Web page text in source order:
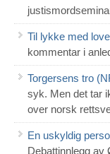
Til lykke med
kommentar i
Torgersens tro
syk. Men det tar
over norsk
En uskyldig
Debattinnlegg